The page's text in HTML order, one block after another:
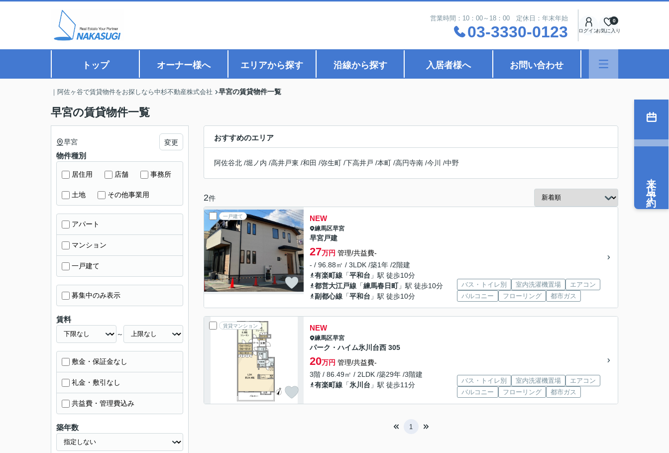
営業時間：10：00～18：00 定休日：年末年始
03-3330-0123 ログインお気に入り
0
トップ オーナー様へ エリアから探す 沿線から探す 入居者様へ お問い合わせ
｜阿佐ヶ谷で賃貸物件をお探しなら中杉不動産株式会社 早宮の賃貸物件一覧
早宮の賃貸物件一覧
おすすめのエリア
阿佐谷北 /堀ノ内 /高井戸東 /和田 /弥生町 /下高井戸 /本町 /高円寺南 /今川 /中野
2件
一戸建て NEW
練馬区早宮
早宮戸建
27万円 管理/共益費-
- / 96.88㎡ / 3LDK /築1年 /2階建
有楽町線 「平和台 」駅 徒歩10分
都営大江戸線 「練馬春日町」駅 徒歩10分
副都心線 「平和台 」駅 徒歩10分
バス・トイレ別 室内洗濯機置場
エアコン
バルコニー
フローリング 都市ガス
賃貸マンション NEW
練馬区早宮
パーク・ハイム氷川台西 305
20万円 管理/共益費-
3階 / 86.49㎡ / 2LDK /築29年 /3階建
有楽町線 「氷川台 」駅 徒歩11分
バス・トイレ別 室内洗濯機置場
エアコン
バルコニー
フローリング 都市ガス
1
早宮 変更
物件種別
居住用 店舗 事務所
土地 その他事業用
アパート
マンション
一戸建て
募集中のみ表示
賃料
～
敷金・保証金なし
礼金・敷引なし
共益費・管理費込み
築年数
来店予約